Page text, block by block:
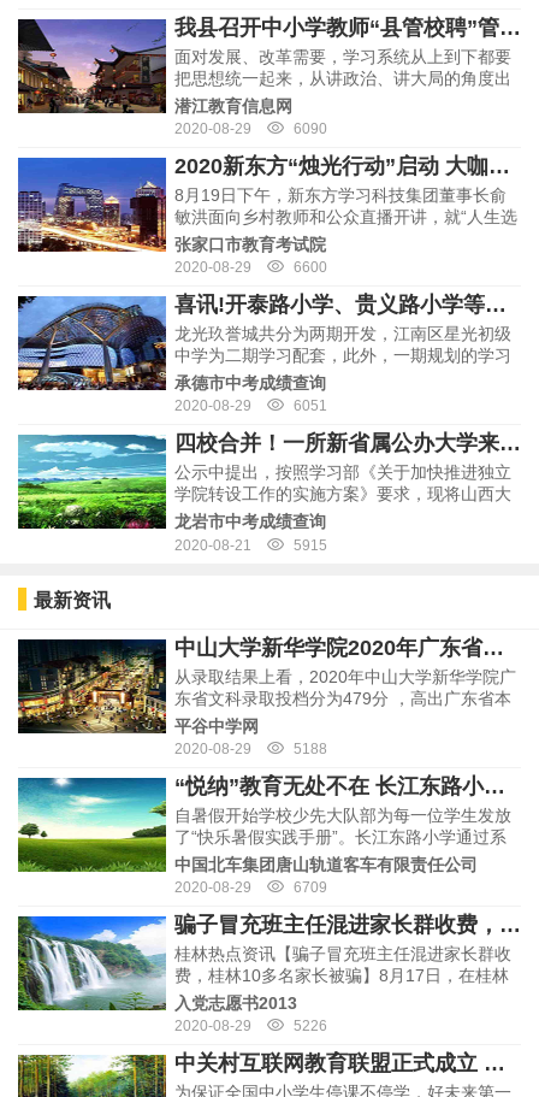
营…
我县召开中小学教师“县管校聘”管理体制改革工作安排会
面对发展、改革需要，学习系统从上到下都要
把思想统一起来，从讲政治、讲大局的角度出
发，充分认识到改革的重要意义，坚定改革的
决心和信心，坚定不移贯彻落实中央、省市县
使广大教…
潜江教育信息网
2020-08-29 6090
2020新东方“烛光行动”启动 大咖直播课助力乡村教师成长
8月19日下午，新东方学习科技集团董事长俞
敏洪面向乡村教师和公众直播开讲，就“人生选
择和成长发展”分享了自己的经验和思考，激励
乡村教师在平凡的岗位上树立远大志向，惜时
…
张家口市教育考试院
2020-08-29 6600
喜讯!开泰路小学、贵义路小学等南宁5所学校又迎来新进度
龙光玖誉城共分为两期开发，江南区星光初级
中学为二期学习配套，此外，一期规划的学习
配套有南宁经济技术开发区第九幼儿园、配建
一所36班小学（金凯路小学），据悉，目前金
承德市中考成绩查询
2020-08-29 6051
四校合并！一所新省属公办大学来了！
公示中提出，按照学习部《关于加快推进独立
学院转设工作的实施方案》要求，现将山西大
学商务学院整合山西交通职业技术学院、山西
建筑职业技术学院、山西省商务学校办学资源
龙岩市中考成绩查询
2020-08-21 5915
最新资讯
中山大学新华学院2020年广东省普通本科招生工作顺利完成
从录取结果上看，2020年中山大学新华学院广
东省文科录取投档分为479分 ，高出广东省本
科线49分 ，最低排位59211名；最高分520
分，高出省控线90分，最高排位28923名。从
平谷中学网
2020-08-29 5188
“悦纳”教育无处不在 长江东路小学亲子课程助力学生成长
自暑假开始学校少先大队部为每一位学生发放
了“快乐暑假实践手册”。长江东路小学通过系
列特色主题活动的开展帮助学生在心理品质、
生活意志、家庭氛围上多方面与家庭学习形成
期顺利…
中国北车集团唐山轨道客车有限责任公司
2020-08-29 6709
骗子冒充班主任混进家长群收费，桂林10多名家长被骗
桂林热点资讯【骗子冒充班主任混进家长群收
费，桂林10多名家长被骗】8月17日，在桂林
全州一个家校联系群里，有人用班主任蒋老师
一样的微信名和头像在群里发通知，要求家长
群…
入党志愿书2013
2020-08-29 5226
中关村互联网教育联盟正式成立 学而思网校助力行业规范发展
为保证全国中小学生停课不停学，好未来第一